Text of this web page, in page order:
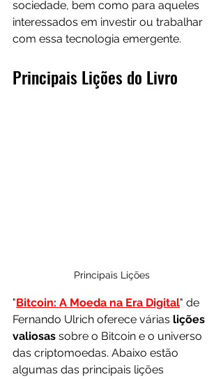
sociedade, bem como para aqueles
interessados em investir ou trabalhar
com essa tecnologia emergente.
Principais Lições do Livro
Principais Lições
"Bitcoin: A Moeda na Era Digital" de
Fernando Ulrich oferece várias lições
valiosas sobre o Bitcoin e o universo
das criptomoedas. Abaixo estão
algumas das principais lições